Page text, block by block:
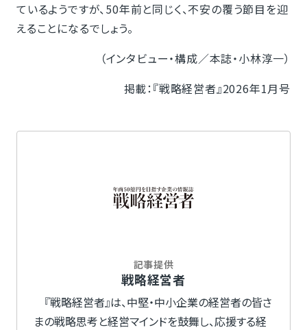
ているようですが、50年前と同じく、不安の覆う節目を迎
えることになるでしょう。
（インタビュー・構成／本誌・小林淳一）
掲載：『戦略経営者』2026年1月号
記事提供
戦略経営者
『戦略経営者』は、中堅・中小企業の経営者の皆さ
まの戦略思考と経営マインドを鼓舞し、応援する経